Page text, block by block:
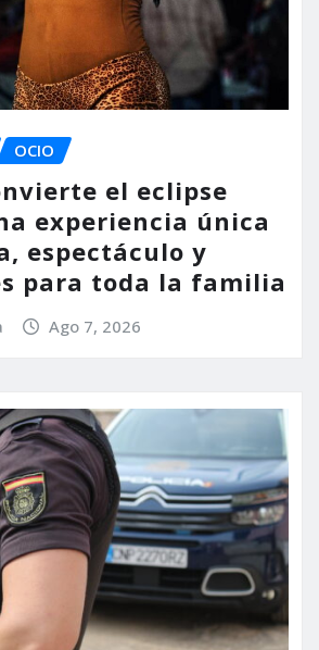
OCIO
el eclipse
experiencia única
espectáculo y
para toda la familia
Ago 7, 2026